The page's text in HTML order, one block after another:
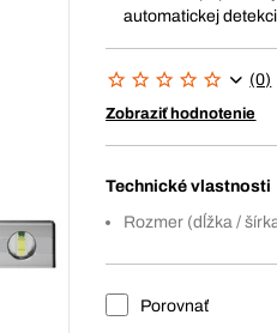
automatickej
(0)
Zobraziť hodnotenie
Technické vlastnosti
Rozmer (dĺžka /
Porovnať